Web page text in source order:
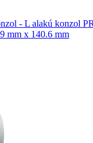
- L alakú konzol
mm x 140.6 mm